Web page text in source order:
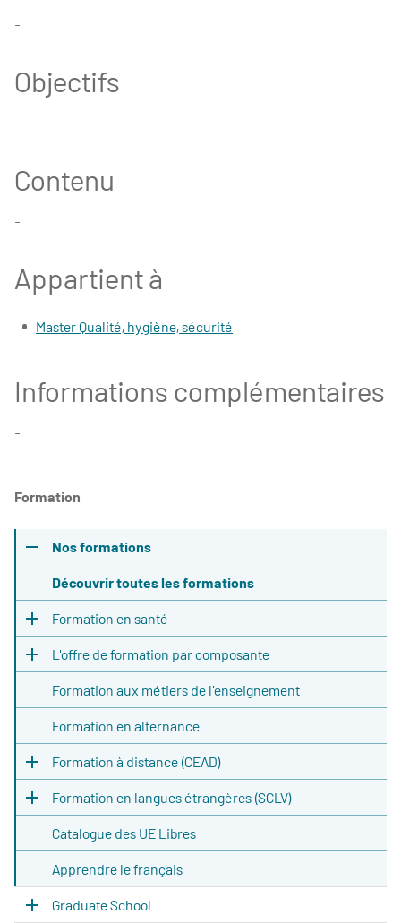
-
Objectifs
-
Contenu
-
Appartient à
Master Qualité, hygiène, sécurité
Informations complémentaires
-
Formation
Nos formations
Découvrir toutes les formations
Formation en santé
L'offre de formation par composante
Formation aux métiers de l'enseignement
Formation en alternance
Formation à distance (CEAD)
Formation en langues étrangères (SCLV)
Catalogue des UE Libres
Apprendre le français
Graduate School